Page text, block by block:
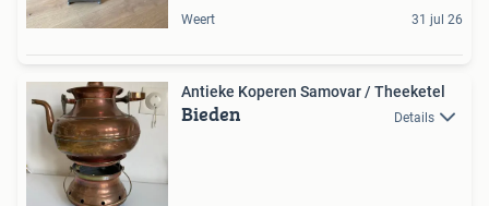
Weert 31 jul 26
Antieke Koperen Samovar / Theeketel
Bieden Details